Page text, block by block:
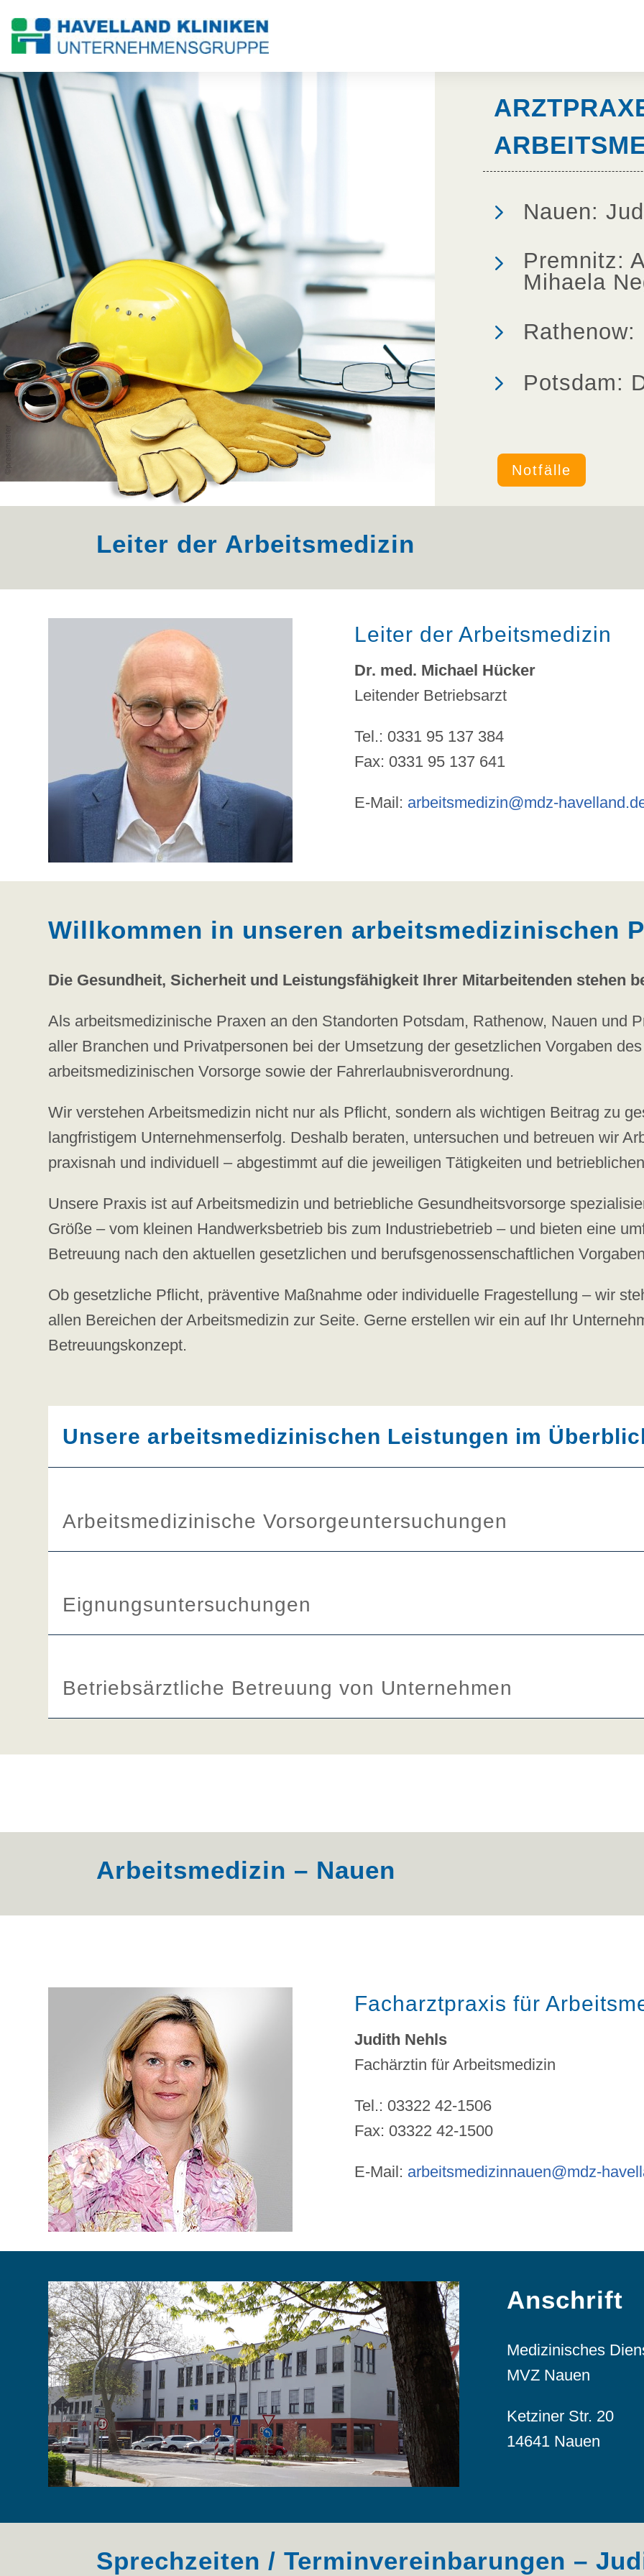
5 Nauen:
5
Premnitz:
Mihaela
5 Rathenow:
5 Potsdam:
Notfälle
Leiter der Arbeitsmedizin
Leiter der Arbeitsmedizin
Dr. med. Michael Hücker
Leitender Betriebsarzt
Tel.: 0331 95 137 384
Fax: 0331 95 137 641
E-Mail: arbeitsmedizin@mdz-
Willkommen in unseren arbeitsmedizinischen
Die Gesundheit, Sicherheit und Leistungsfähigkeit Ihrer Mitarbeitenden stehen
Als arbeitsmedizinische Praxen an den Standorten Potsdam, Rathenow, Nauen und
aller Branchen und Privatpersonen bei der Umsetzung der gesetzlichen Vorgaben
arbeitsmedizinischen Vorsorge sowie der Fahrerlaubnisverordnung.
Wir verstehen Arbeitsmedizin nicht nur als Pflicht, sondern als wichtigen Beitrag zu
langfristigem Unternehmenserfolg. Deshalb beraten, untersuchen und betreuen wir
praxisnah und individuell – abgestimmt auf die jeweiligen Tätigkeiten und
Unsere Praxis ist auf Arbeitsmedizin und betriebliche Gesundheitsvorsorge
Größe – vom kleinen Handwerksbetrieb bis zum Industriebetrieb – und bieten eine
Betreuung nach den aktuellen gesetzlichen und berufsgenossenschaftlichen
Ob gesetzliche Pflicht, präventive Maßnahme oder individuelle Fragestellung – wir
allen Bereichen der Arbeitsmedizin zur Seite. Gerne erstellen wir ein auf Ihr
Betreuungskonzept.
Unsere arbeitsmedizinischen Leistungen im
Arbeitsmedizinische Vorsorgeuntersuchungen
Eignungsuntersuchungen
Betriebsärztliche Betreuung von Unternehmen
Arbeitsmedizin – Nauen
Facharztpraxis für
Judith Nehls
Fachärztin für Arbeitsmedizin
Tel.: 03322 42-1506
Fax: 03322 42-1500
E-Mail: arbeitsmedizinnauen@mdz-
Anschrift
Medizinisches
MVZ Nauen
Ketziner Str. 20
14641 Nauen
Sprechzeiten / Terminvereinbarungen –